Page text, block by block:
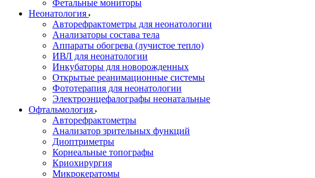
Фетальные мониторы
Неонатология
Авторефрактометры для неонатологии
Анализаторы состава тела
Аппараты обогрева (лучистое тепло)
ИВЛ для неонатологии
Инкубаторы для новорожденных
Открытые реанимационные системы
Фототерапия для неонатологии
Электроэнцефалографы неонатальные
Офтальмология
Авторефрактометры
Анализатор зрительных функций
Диоптриметры
Корнеальные топографы
Криохирургия
Микрокератомы